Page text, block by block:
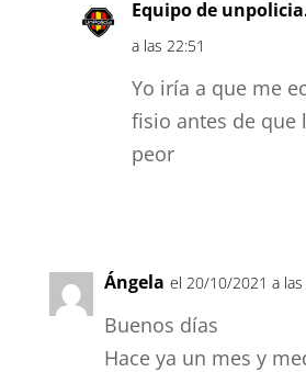
Equipo de
a las 22:51
Yo iría a que me
fisio antes de que
peor
Ángela el 20/10/2021 a las
Buenos días
Hace ya un mes y